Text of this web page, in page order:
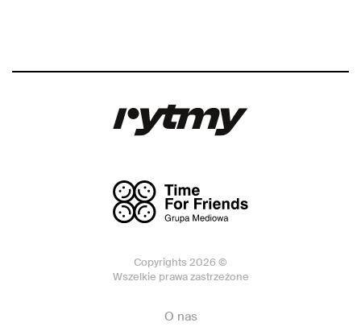
Copyrights 2026 ©
Wszelkie prawa zastrzeżone
O nas